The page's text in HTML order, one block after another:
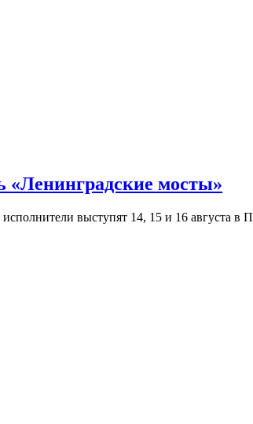
«Ленинградские мосты»
выступят 14, 15 и 16 августа в